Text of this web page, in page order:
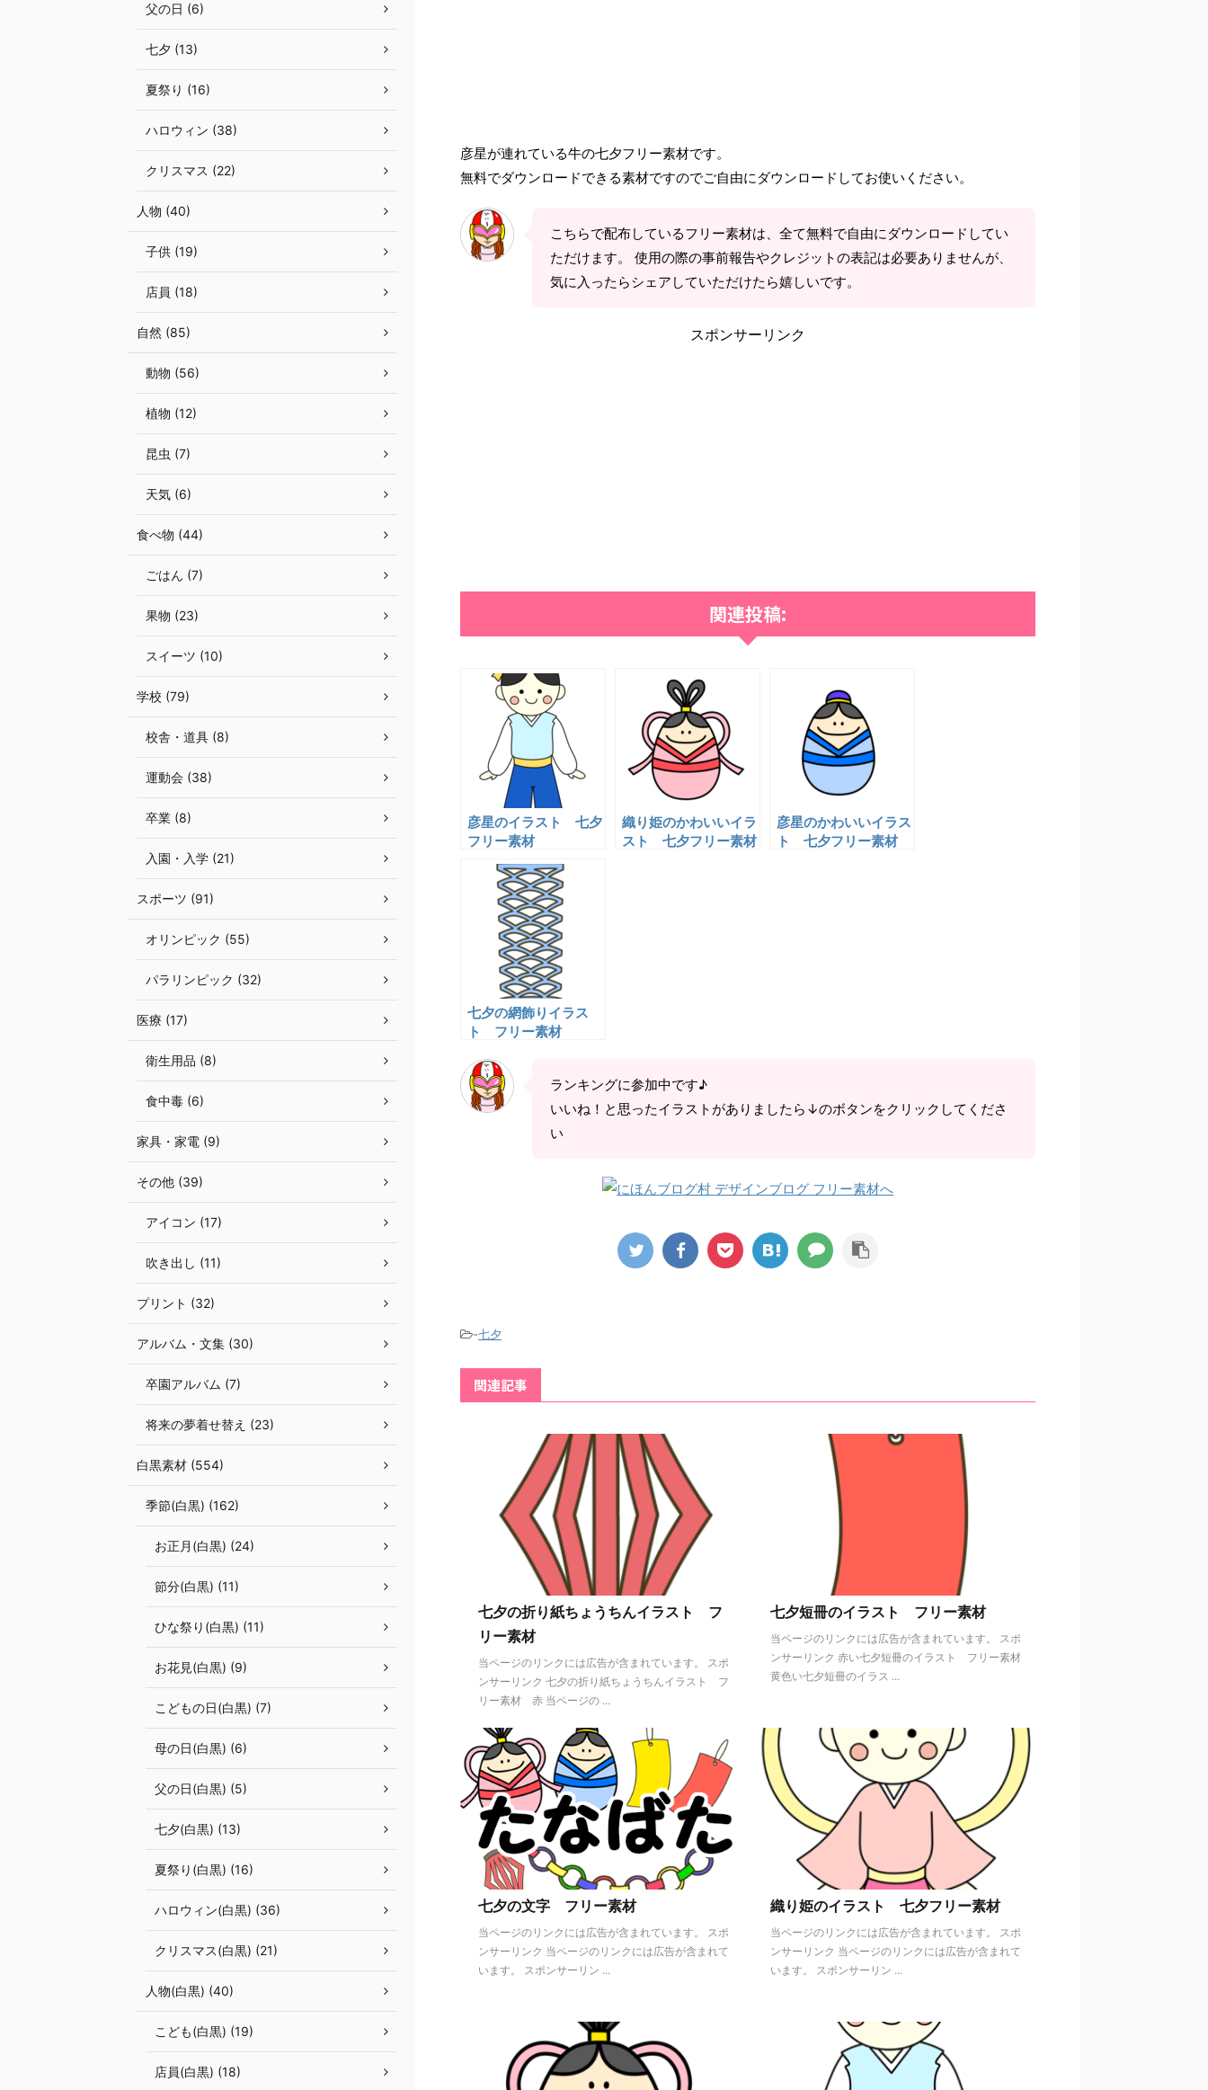
彦星が連れている牛の七夕フリー素材です。
無料でダウンロードできる素材ですのでご自由にダウンロードしてお使いください。
こちらで配布しているフリー素材は、全て無料で自由にダウンロードしてい
ただけます。 使用の際の事前報告やクレジットの表記は必要ありませんが、
気に入ったらシェアしていただけたら嬉しいです。
スポンサーリンク
関連投稿:
彦星のイラスト 七夕
フリー素材
織り姫のかわいいイラ
スト 七夕フリー素材
彦星のかわいいイラス
ト 七夕フリー素材
七夕の網飾りイラス
ト フリー素材
ランキングに参加中です♪
いいね！と思ったイラストがありましたら↓のボタンをクリックしてくださ
い
-七夕
関連記事
七夕の折り紙ちょうちんイラスト フ
リー素材
当ページのリンクには広告が含まれています。 スポ
ンサーリンク 七夕の折り紙ちょうちんイラスト フ
リー素材 赤 当ページの ...
七夕短冊のイラスト フリー素材
当ページのリンクには広告が含まれています。 スポ
ンサーリンク 赤い七夕短冊のイラスト フリー素材
黄色い七夕短冊のイラス ...
七夕の文字 フリー素材
当ページのリンクには広告が含まれています。 スポ
ンサーリンク 当ページのリンクには広告が含まれて
います。 スポンサーリン ...
織り姫のイラスト 七夕フリー素材
当ページのリンクには広告が含まれています。 スポ
ンサーリンク 当ページのリンクには広告が含まれて
います。 スポンサーリン ...
父の日 (6)
七夕 (13)
夏祭り (16)
ハロウィン (38)
クリスマス (22)
人物 (40)
子供 (19)
店員 (18)
自然 (85)
動物 (56)
植物 (12)
昆虫 (7)
天気 (6)
食べ物 (44)
ごはん (7)
果物 (23)
スイーツ (10)
学校 (79)
校舎・道具 (8)
運動会 (38)
卒業 (8)
入園・入学 (21)
スポーツ (91)
オリンピック (55)
パラリンピック (32)
医療 (17)
衛生用品 (8)
食中毒 (6)
家具・家電 (9)
その他 (39)
アイコン (17)
吹き出し (11)
プリント (32)
アルバム・文集 (30)
卒園アルバム (7)
将来の夢着せ替え (23)
白黒素材 (554)
季節(白黒) (162)
お正月(白黒) (24)
節分(白黒) (11)
ひな祭り(白黒) (11)
お花見(白黒) (9)
こどもの日(白黒) (7)
母の日(白黒) (6)
父の日(白黒) (5)
七夕(白黒) (13)
夏祭り(白黒) (16)
ハロウィン(白黒) (36)
クリスマス(白黒) (21)
人物(白黒) (40)
こども(白黒) (19)
店員(白黒) (18)